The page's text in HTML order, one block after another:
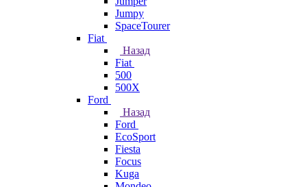
Jumpy
SpaceTourer
Fiat
Назад
Fiat
500
500X
Ford
Назад
Ford
EcoSport
Fiesta
Focus
Kuga